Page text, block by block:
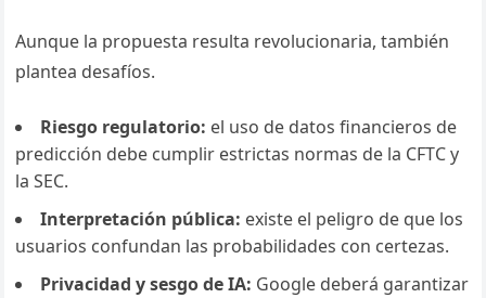
Aunque la propuesta resulta revolucionaria, también
plantea desafíos.
Riesgo regulatorio: el uso de datos financieros de
predicción debe cumplir estrictas normas de la CFTC y
la SEC.
Interpretación pública: existe el peligro de que los
usuarios confundan las probabilidades con certezas.
Privacidad y sesgo de IA: Google deberá garantizar